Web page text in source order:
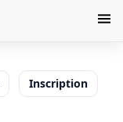
Inscription